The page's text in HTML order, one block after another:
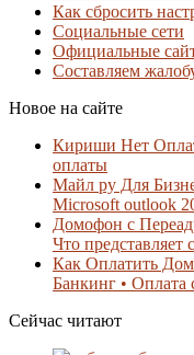
Как сбросить
Социальные сети
Официальные
Составляем
Новое на сайте
Кириши Нет
оплаты
Майл ру Для
Microsoft outlook
Домофон с
Что представляет
Как Оплатить
Банкинг • Оплата
Сейчас читают